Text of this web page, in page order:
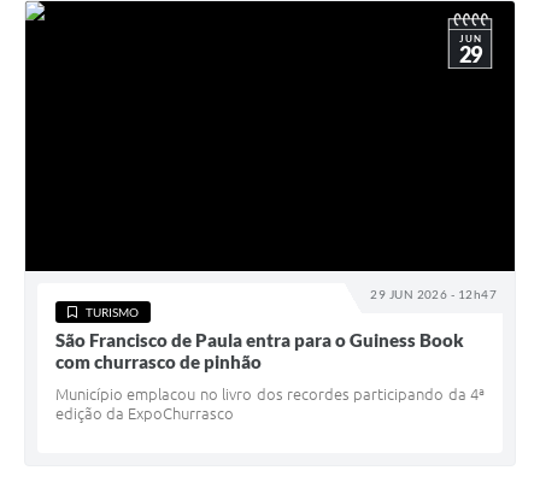
29 JUN 2026 - 12h47
JUN
29
TURISMO
São Francisco de Paula entra para o Guiness Book
com churrasco de pinhão
Município emplacou no livro dos recordes participando da 4ª
edição da ExpoChurrasco